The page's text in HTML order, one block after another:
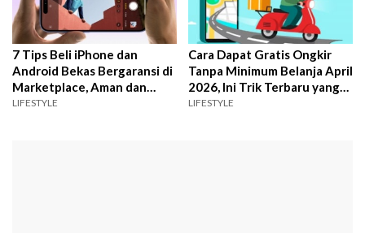
7 Tips Beli iPhone dan
Android Bekas Bergaransi di
Marketplace, Aman dan
Nggak Ketipu di 2026
LIFESTYLE
Cara Dapat Gratis Ongkir
Tanpa Minimum Belanja April
2026, Ini Trik Terbaru yang
Banyak Dicari
LIFESTYLE